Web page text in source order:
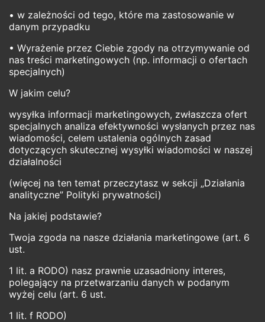
• w zależności od tego, które ma zastosowanie w
danym przypadku
• Wyrażenie przez Ciebie zgody na otrzymywanie od
nas treści marketingowych (np. informacji o ofertach
specjalnych)
W jakim celu?
wysyłka informacji marketingowych, zwłaszcza ofert
specjalnych analiza efektywności wysłanych przez nas
wiadomości, celem ustalenia ogólnych zasad
dotyczących skutecznej wysyłki wiadomości w naszej
działalności
(więcej na ten temat przeczytasz w sekcji „Działania
analityczne” Polityki prywatności)
Na jakiej podstawie?
Twoja zgoda na nasze działania marketingowe (art. 6
ust.
1 lit. a RODO) nasz prawnie uzasadniony interes,
polegający na przetwarzaniu danych w podanym
wyżej celu (art. 6 ust.
1 lit. f RODO)